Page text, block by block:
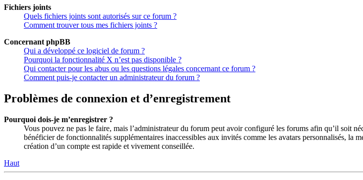
Fichiers joints
Quels fichiers joints sont autorisés sur ce forum ?
Comment trouver tous mes fichiers joints ?
Concernant phpBB
Qui a développé ce logiciel de forum ?
Pourquoi la fonctionnalité X n’est pas disponible ?
Qui contacter pour les abus ou les questions légales concernant ce forum ?
Comment puis-je contacter un administrateur du forum ?
Problèmes de connexion et d’enregistrement
Pourquoi dois-je m’enregistrer ?
Vous pouvez ne pas le faire, mais l’administrateur du forum peut avoir configuré les forums afin qu’il soit
bénéficier de fonctionnalités supplémentaires inaccessibles aux invités comme les avatars personnalisés, la
création d’un compte est rapide et vivement conseillée.
Haut